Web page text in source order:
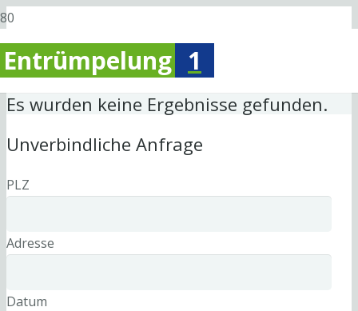
Entrümpelung 1
Es wurden keine Ergebnisse gefunden.
Unverbindliche Anfrage
PLZ
Adresse
Datum